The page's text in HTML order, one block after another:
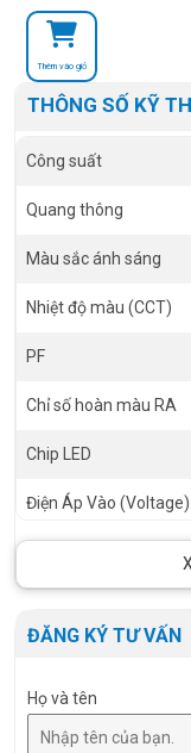
Thêm vào giỏ
THÔNG SỐ KỸ
Công suất
Quang thông
Màu sắc ánh sáng
Nhiệt độ màu (CCT)
PF
Chỉ số hoàn màu RA
Chip LED
Điện Áp Vào (Voltage)
ĐĂNG KÝ TƯ VẤN
Họ và tên